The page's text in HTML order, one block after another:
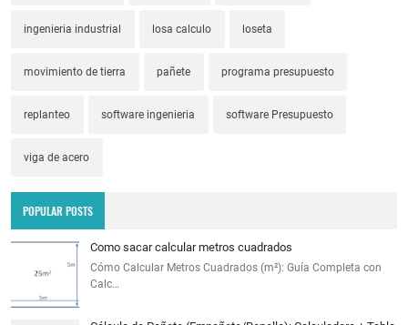
ingenieria industrial losa calculo loseta
movimiento de tierra pañete programa presupuesto
replanteo software ingenieria software Presupuesto
viga de acero
POPULAR POSTS
Como sacar calcular metros cuadrados
Cómo Calcular Metros Cuadrados (m²): Guía Completa con
Calc…